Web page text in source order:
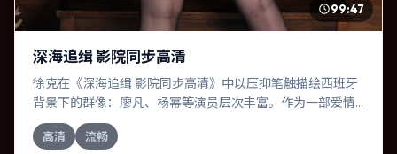
99:47
深海追缉 影院同步高清
徐克在《深海追缉 影院同步高清》中以压抑笔触描绘西班牙
背景下的群像：廖凡、杨幂等演员层次丰富。作为一部爱情
作品，故事从日常裂缝切入，逐步推向不可逆转的结局；视
听语言统一，情感落点克制有力。
高清 流畅